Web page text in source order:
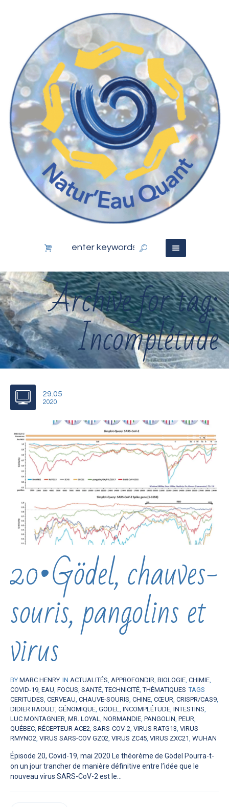
Archive for tag:
Incomplétude
29.05
2020
20•Gödel, chauves-
souris, pangolins et
virus
BY MARC HENRY IN ACTUALITÉS, APPROFONDIR, BIOLOGIE, CHIMIE,
COVID-19, EAU, FOCUS, SANTÉ,TECHNICITÉ,THÉMATIQUES TAGS
CERITUDES, CERVEAU, CHAUVE-SOURIS, CHINE, CŒUR, CRISPR/CAS9,
DIDIER RAOULT, GÉNOMIQUE, GÖDEL, INCOMPLÉTUDE, INTESTINS,
LUC MONTAGNIER, MR. LOYAL, NORMANDIE, PANGOLIN, PEUR,
QUÉBEC, RÉCEPTEUR ACE2, SARS-COV-2, VIRUS RATG13, VIRUS
RMYNO2, VIRUS SARS-COV GZ02, VIRUS ZC45, VIRUS ZXC21, WUHAN
Épisode 20, Covid-19, mai 2020 Le théorème de Gödel Pourra-t-
on un jour trancher de manière définitive entre l’idée que le
nouveau virus SARS-CoV-2 est le...